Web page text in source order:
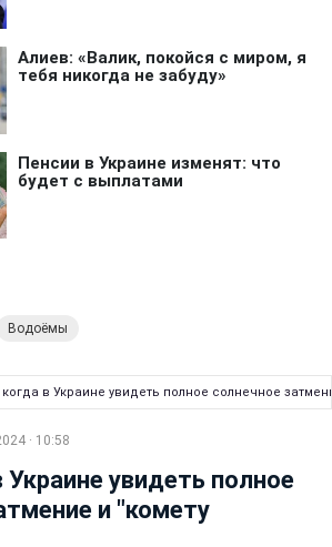
Водоёмы
когда в Украине увидеть полное солнечное
· 10:58
Украине увидеть полное
и "комету